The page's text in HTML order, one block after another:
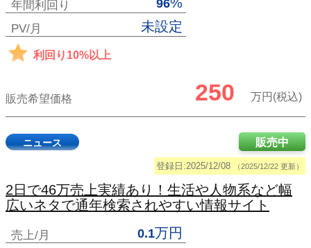
年間利回り 96
PV/月 未設定
利回り10%以上
販売希望価格 250 万円(税込)
ニュース
登録日:2025/12/08 （2025/12/22 更新）
販売中
2日で46万売上実績あり！生活や人物系など幅
広いネタで通年検索されやすい情報サイト
売上/月 0.1万円